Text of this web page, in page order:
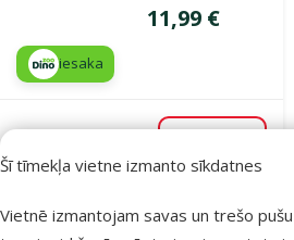
Šī tīmekļa vietne izmanto sīkdatnes
Vietnē izmantojam savas un trešo
Cena
11,99 €
iesaka
Atsauksmes 0%